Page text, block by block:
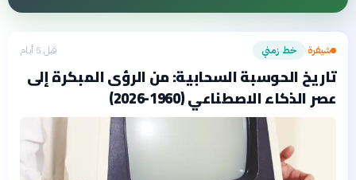
شيفرة› خط زمني قبل 5 أيام
تاريخ الحوسبة السحابية: من الرؤى المبكرة إلى
عصر الذكاء الاصطناعي (1960-2026)